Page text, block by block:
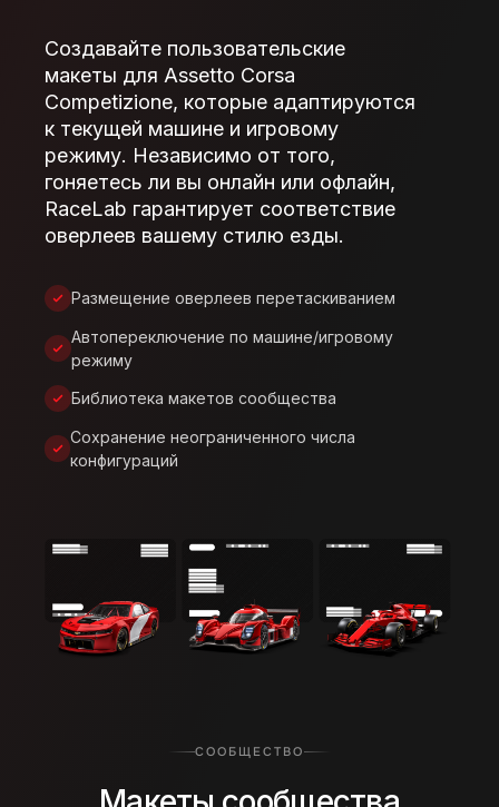
Создавайте пользовательские
макеты для Assetto Corsa
Competizione, которые адаптируются
к текущей машине и игровому
режиму. Независимо от того,
гоняетесь ли вы онлайн или офлайн,
RaceLab гарантирует соответствие
оверлеев вашему стилю езды.
Размещение оверлеев перетаскиванием
Автопереключение по машине/игровому
режиму
Библиотека макетов сообщества
Сохранение неограниченного числа
конфигураций
СООБЩЕСТВО